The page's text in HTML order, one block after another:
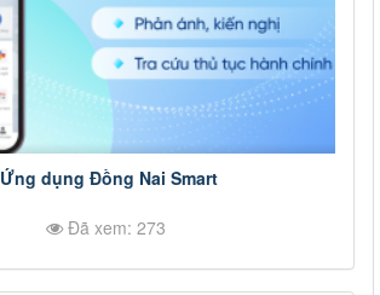
Ứng dụng Đồng Nai Smart
Đã xem: 273